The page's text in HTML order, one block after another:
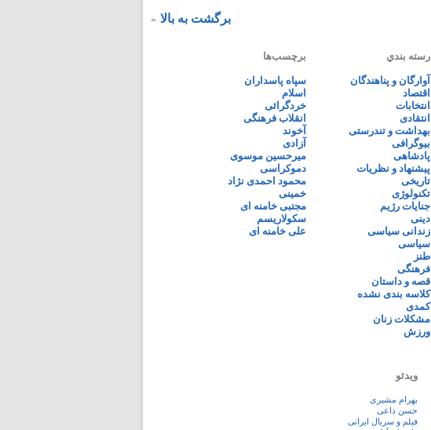
برگشت به بالا
رسته بندي
آوارگان و پناهندگان
اقتصاد
انتخابات
انتقادی
بهداشت و تندرستی
بیوگرافی
پادشاهی
پیشنهاد و نظریات
تاریخی
تکنولوژی
جنایات رژیم
دینی
زندانی سیاسی
سیاسی
طنز
فرهنگی
قصه و داستان
کلاسه بندی نشده
کمدی
مشکلات زنان
ورزش
برچسب‌ها
سپاه پاسداران
اسلام
خردگرائی
انقلاب فرهنگی
آخوند
آزادی
میرحسین موسوی
دموکراسی
محمود احمدی نژاد
خمینی
مجتبی خامنه ای
سکولاریسم
علی خامنه ای
ویدئو
بهرام مشیری
حسن داعی
فيلم و سريال ايرانی